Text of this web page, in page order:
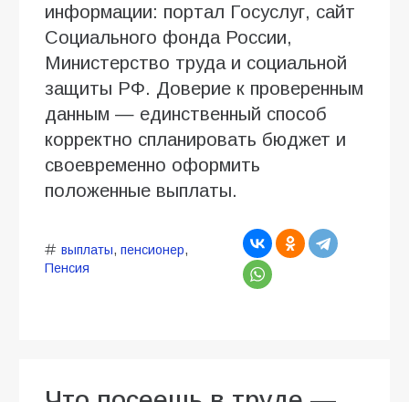
информации: портал Госуслуг, сайт
Социального фонда России,
Министерство труда и социальной
защиты РФ. Доверие к проверенным
данным — единственный способ
корректно спланировать бюджет и
своевременно оформить
положенные выплаты.
выплаты, пенсионер,
Пенсия